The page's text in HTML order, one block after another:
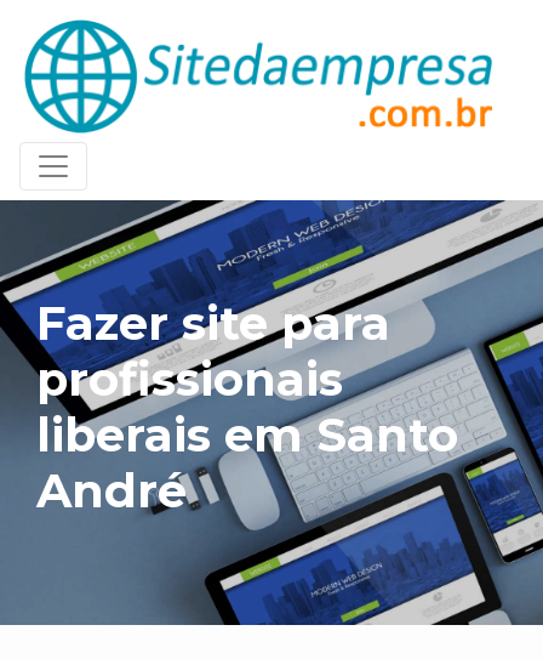
Fazer site para
profissionais
liberais em Santo
André